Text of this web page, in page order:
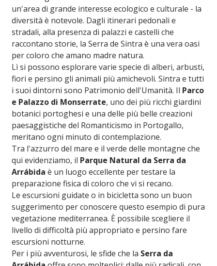
un'area di grande interesse ecologico e culturale - la
diversità è notevole. Dagli itinerari pedonali e
stradali, alla presenza di palazzi e castelli che
raccontano storie, la Serra de Sintra è una vera oasi
per coloro che amano madre natura.
Lì si possono esplorare varie specie di alberi, arbusti,
fiori e persino gli animali più amichevoli. Sintra e tutti
i suoi dintorni sono Patrimonio dell'Umanità. Il Parco
e Palazzo di Monserrate, uno dei più ricchi giardini
botanici portoghesi e una delle più belle creazioni
paesaggistiche del Romanticismo in Portogallo,
meritano ogni minuto di contemplazione.
Tra l'azzurro del mare e il verde delle montagne che
qui evidenziamo, il Parque Natural da Serra da
Arrábida è un luogo eccellente per testare la
preparazione fisica di coloro che vi si recano.
Le escursioni guidate o in bicicletta sono un buon
suggerimento per conoscere questo esempio di pura
vegetazione mediterranea. È possibile scegliere il
livello di difficoltà più appropriato e persino fare
escursioni notturne.
Per i più avventurosi, le sfide che la Serra da